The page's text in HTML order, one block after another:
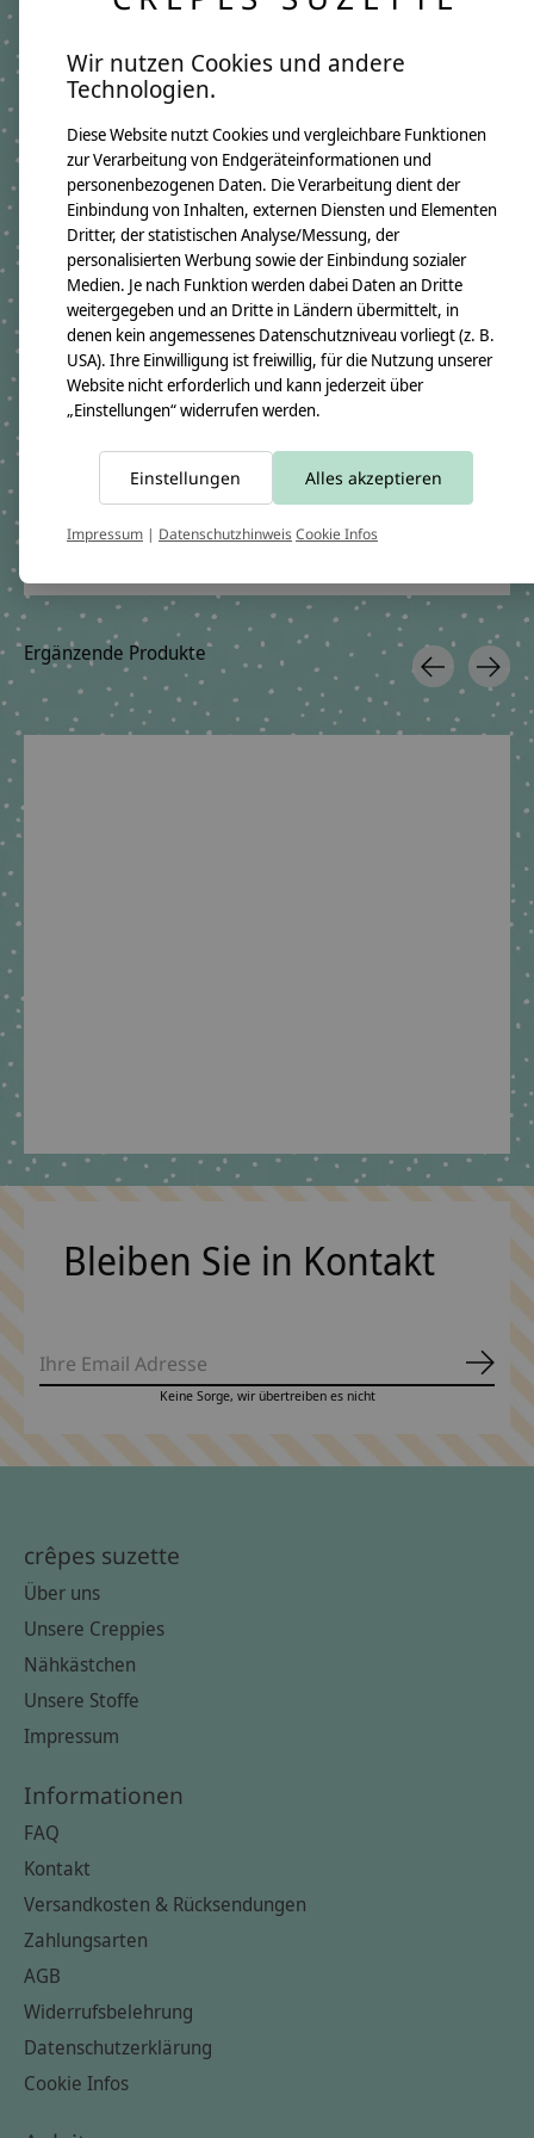
Geschwistertüte Sophie 2022
GTIN: 4250608119772
Bezugsmaß:
Höhe ca.50cm
Rohlingmaß:
Höhe 35cm
Durchmesser ca. 11cm
Bezugmaterial:
100% Baumwollstoff OEKO-TEX 100
Material des Rohlings:
100% Pappe
Pflegehinweis:
Waschbar bei 30°C Schonwäsche, nicht trocknergeeignet
Sicherheitshinweise:
crêpes suzette GmbH & Co. KG
Sülzburgstraße 108
E-Mail:info@crepes-suzette.net
Ergänzende Produkte
Carousel items
Bleiben Sie in Kontakt
Keine Sorge, wir übertreiben es nicht
crêpes suzette
Über uns
Unsere Creppies
Nähkästchen
Unsere Stoffe
Impressum
Informationen
FAQ
Kontakt
Versandkosten & Rücksendungen
Zahlungsarten
AGB
Widerrufsbelehrung
Datenschutzerklärung
Cookie Infos
Wir nutzen Cookies und andere
Technologien.
Diese Website nutzt Cookies und vergleichbare Funktionen
zur Verarbeitung von Endgeräteinformationen und
personenbezogenen Daten. Die Verarbeitung dient der
Einbindung von Inhalten, externen Diensten und Elementen
Dritter, der statistischen Analyse/Messung, der
personalisierten Werbung sowie der Einbindung sozialer
Medien. Je nach Funktion werden dabei Daten an Dritte
weitergegeben und an Dritte in Ländern übermittelt, in
denen kein angemessenes Datenschutzniveau vorliegt (z. B.
USA). Ihre Einwilligung ist freiwillig, für die Nutzung unserer
Website nicht erforderlich und kann jederzeit über
„Einstellungen“ widerrufen werden.
Einstellungen Alles akzeptieren
Impressum | DatenschutzhinweisCookie Infos